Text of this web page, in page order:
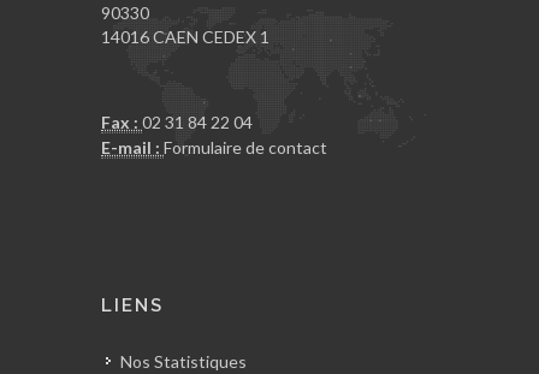
90330
14016 CAEN CEDEX 1
Fax : 02 31 84 22 04
E-mail : Formulaire de contact
LIENS
Nos Statistiques